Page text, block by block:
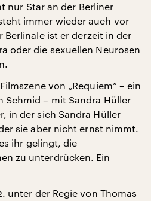
nur Star an der Berliner
immer wieder auch vor
Berlinale ist er derzeit in der
oder die sexuellen Neurosen
von „Requiem“ – ein
Schmid – mit Sandra Hüller
in der sich Sandra Hüller
sie aber nicht ernst nimmt.
ihr gelingt, die
zu unterdrücken. Ein
unter der Regie von Thomas